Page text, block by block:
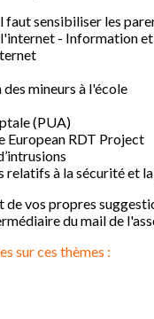
sensibiliser les
l'internet - Information
mineurs à l'école
(PUA)
European RDT Project
relatifs à la sécurité et
vos propres
du mail de
sur ces thèmes :